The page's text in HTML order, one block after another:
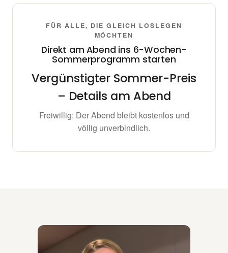
FÜR ALLE, DIE GLEICH LOSLEGEN
MÖCHTEN
Direkt am Abend ins 6-Wochen-
Sommerprogramm starten
Vergünstigter Sommer-Preis
– Details am Abend
Freiwillig: Der Abend bleibt kostenlos und
völlig unverbindlich.